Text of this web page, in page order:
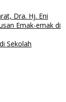
Dra. Hj. Eni
Emak-emak di
Sekolah